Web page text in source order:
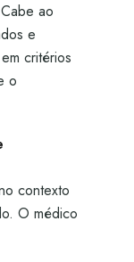
ao
e
critérios
o
contexto
O médico